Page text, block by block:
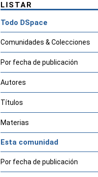
LISTAR
Todo DSpace
Comunidades & Colecciones
Por fecha de publicación
Autores
Títulos
Materias
Esta comunidad
Por fecha de publicación